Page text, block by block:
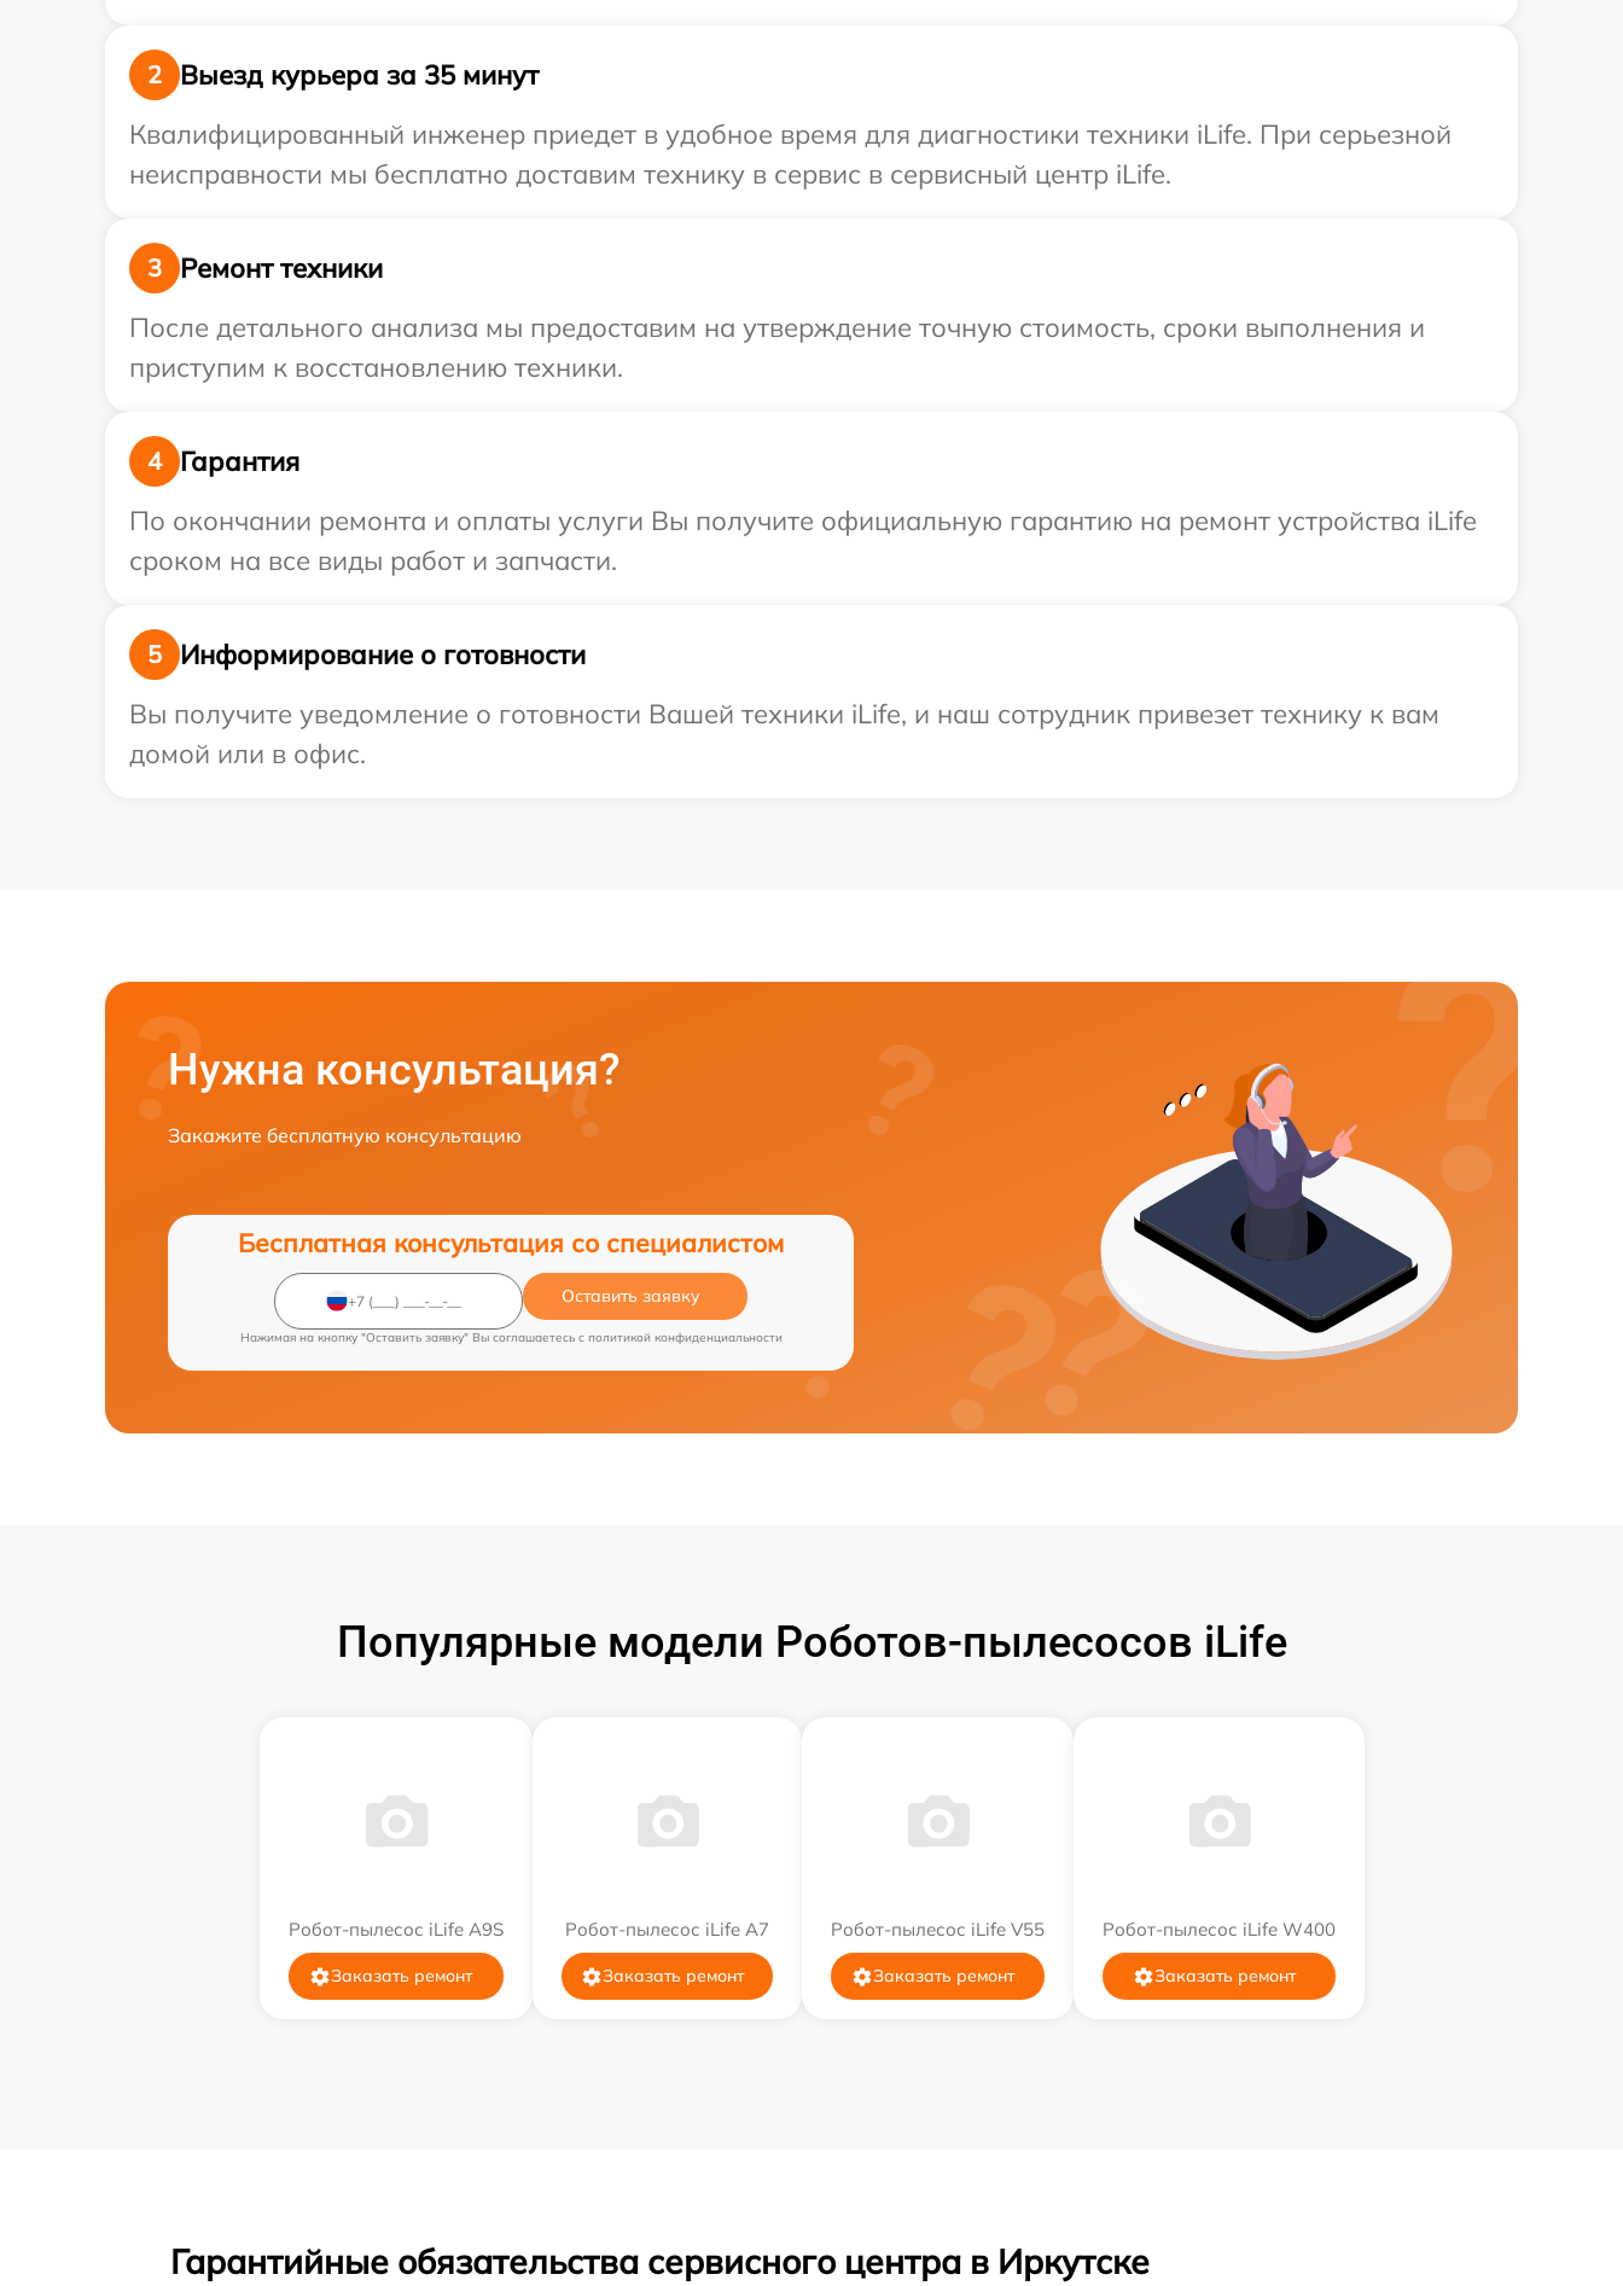
2
Выезд курьера за 35 минут
Квалифицированный инженер приедет в удобное время для диагностики техники iLife. При серьезной
неисправности мы бесплатно доставим технику в сервис в сервисный центр iLife.
3
Ремонт техники
После детального анализа мы предоставим на утверждение точную стоимость, сроки выполнения и
приступим к восстановлению техники.
4
Гарантия
По окончании ремонта и оплаты услуги Вы получите официальную гарантию на ремонт устройства iLife
сроком на все виды работ и запчасти.
5
Информирование о готовности
Вы получите уведомление о готовности Вашей техники iLife, и наш сотрудник привезет технику к вам
домой или в офис.
Нужна консультация?
Закажите бесплатную консультацию
Бесплатная консультация со специалистом
Оставить заявку
Нажимая на кнопку "Оставить заявку" Вы соглашаетесь c политикой конфиденциальности
Популярные модели Роботов-пылесосов iLife
Робот-пылесос iLife A9S
Заказать ремонт
Робот-пылесос iLife A7
Заказать ремонт
Робот-пылесос iLife V55
Заказать ремонт
Робот-пылесос iLife W400
Заказать ремонт
Гарантийные обязательства сервисного центра в Иркутске